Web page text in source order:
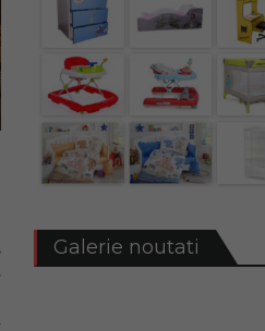
Galerie noutati